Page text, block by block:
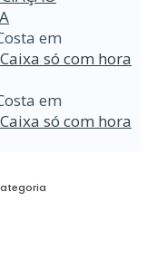
em
só com hora
em
só com hora